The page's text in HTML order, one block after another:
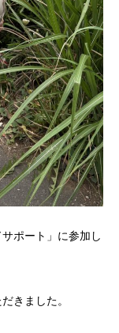
ポート」に参加し
きました。